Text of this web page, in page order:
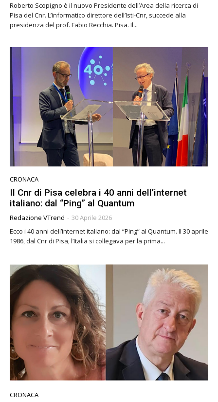
Roberto Scopigno è il nuovo Presidente dell’Area della ricerca di
Pisa del Cnr. L’informatico direttore dell’Isti-Cnr, succede alla
presidenza del prof. Fabio Recchia. Pisa. Il...
CRONACA
Il Cnr di Pisa celebra i 40 anni dell’internet
italiano: dal “Ping” al Quantum
Redazione VTrend - 30 Aprile 2026
Ecco i 40 anni dell’internet italiano: dal “Ping” al Quantum. Il 30 aprile
1986, dal Cnr di Pisa, l’Italia si collegava per la prima...
CRONACA